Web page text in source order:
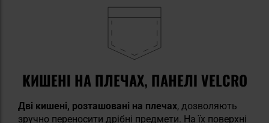
КИШЕНІ НА ПЛЕЧАХ, ПАНЕЛІ VELCRO
Дві кишені, розташовані на плечах, дозволяють
зручно переносити дрібні предмети. На їх поверхні